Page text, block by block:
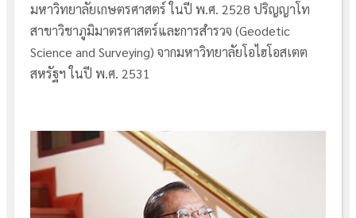
มหาวิทยาลัยเกษตรศาสตร์ ในปี พ.ศ. 2528 ปริญญาโท
สาขาวิชาภูมิมาตรศาสตร์และการสำรวจ (Geodetic
Science and Surveying) จากมหาวิทยาลัยโอไฮโอสเตต
สหรัฐฯ ในปี พ.ศ. 2531